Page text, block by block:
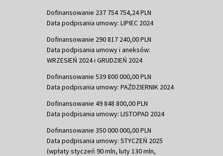
Dofinansowanie 237 754 754,24 PLN
Data podpisania umowy: LIPIEC 2024
Dofinansowanie 290 817 240,00 PLN
Data podpisania umowy i aneksów:
WRZESIEŃ 2024 i GRUDZIEŃ 2024
Dofinansowanie 539 800 000,00 PLN
Data podpisania umowy: PAŹDZIERNIK 2024
Dofinansowanie 49 848 800,00 PLN
Data podpisania umowy: LISTOPAD 2024
Dofinansowanie 350 000 000,00 PLN
Data podpisania umowy: STYCZEŃ 2025
(wpłaty styczeń 90 mln, luty 130 mln,